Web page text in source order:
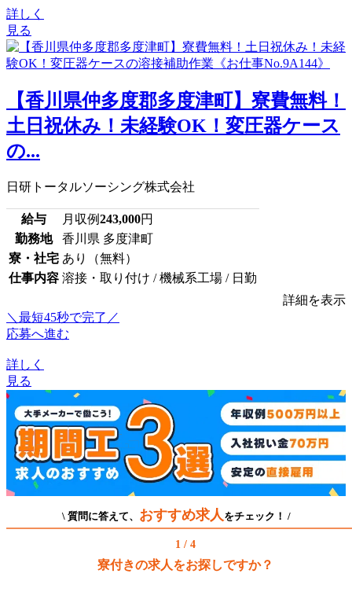
詳しく
見る
【香川県仲多度郡多度津町】寮費無料！
土日祝休み！未経験OK！変圧器ケース
の...
日研トータルソーシング株式会社
給与 月収例243,000円
勤務地
香川県 多度津町
寮・社宅 あり（無料）
仕事内容 溶接・取り付け / 機械系工場 / 日勤
詳細を表示
＼最短45秒で完了／
応募へ進む
詳しく
見る
\ 質問に答えて、 おすすめ求人 をチェック！ /
1 / 4
寮付きの求人をお探しですか？